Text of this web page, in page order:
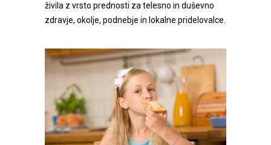
živila z vrsto prednosti za telesno in duševno
zdravje, okolje, podnebje in lokalne pridelovalce.